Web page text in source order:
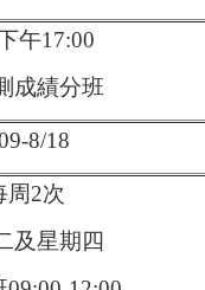
午17:00
成績分班
8/18
周2次
及星期四